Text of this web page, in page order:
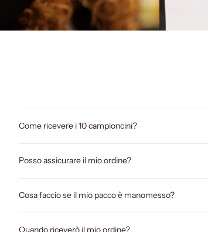
Come ricevere i 10 campioncini?
Posso assicurare il mio ordine?
Cosa faccio se il mio pacco è manomesso?
Quando riceverò il mio ordine?